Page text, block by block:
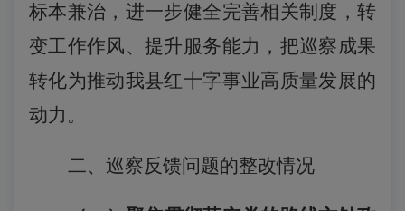
标本兼治，进一步健全完善相关制度， 转
变工作作风、提升服务能力， 把巡察成果
转化为推动我县红十字事业高质量发展的
动力。
二、巡察反馈问题的整改情况